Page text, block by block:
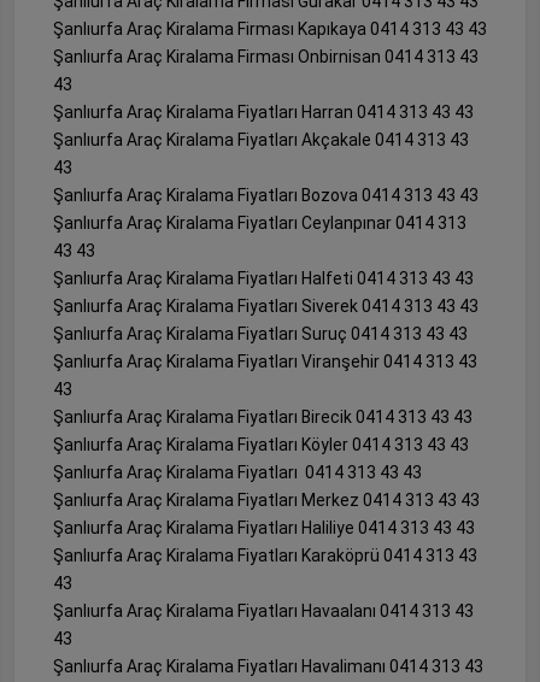
Şanlıurfa Araç Kiralama Firması Kapıkaya 0414 313 43 43
Şanlıurfa Araç Kiralama Firması Onbirnisan 0414 313 43
43
Şanlıurfa Araç Kiralama Fiyatları Harran 0414 313 43 43
Şanlıurfa Araç Kiralama Fiyatları Akçakale 0414 313 43
43
Şanlıurfa Araç Kiralama Fiyatları Bozova 0414 313 43 43
Şanlıurfa Araç Kiralama Fiyatları Ceylanpınar 0414 313
43 43
Şanlıurfa Araç Kiralama Fiyatları Halfeti 0414 313 43 43
Şanlıurfa Araç Kiralama Fiyatları Siverek 0414 313 43 43
Şanlıurfa Araç Kiralama Fiyatları Suruç 0414 313 43 43
Şanlıurfa Araç Kiralama Fiyatları Viranşehir 0414 313 43
43
Şanlıurfa Araç Kiralama Fiyatları Birecik 0414 313 43 43
Şanlıurfa Araç Kiralama Fiyatları Köyler 0414 313 43 43
Şanlıurfa Araç Kiralama Fiyatları 0414 313 43 43
Şanlıurfa Araç Kiralama Fiyatları Merkez 0414 313 43 43
Şanlıurfa Araç Kiralama Fiyatları Haliliye 0414 313 43 43
Şanlıurfa Araç Kiralama Fiyatları Karaköprü 0414 313 43
43
Şanlıurfa Araç Kiralama Fiyatları Havaalanı 0414 313 43
43
Şanlıurfa Araç Kiralama Fiyatları Havalimanı 0414 313 43